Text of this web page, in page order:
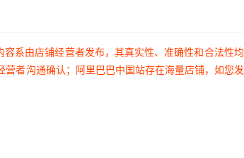
系由店铺经营者发布，其真实性、准确性和合法性
者沟通确认；阿里巴巴中国站存在海量店铺，如您